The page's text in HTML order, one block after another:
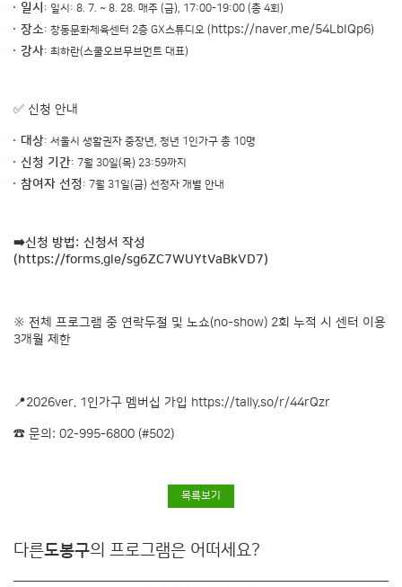
일시 : 일시: 8. 7. ~ 8. 28. 매주 (금), 17:00-19:00 (총 4회)
장소: 창동문화체육센터 2층 GX스튜디오 (https://naver.me/54LbIQp6)
강사: 최하란(스쿨오브무브먼트 대표)
✅ 신청 안내
대상: 서울시 생활권자 중장년, 청년 1인가구 총 10명
신청 기간: 7월 30일(목) 23:59까지
참여자 선정: 7월 31일(금) 선정자 개별 안내
➡️신청 방법: 신청서 작성
(https://forms.gle/sg6ZC7WUYtVaBkVD7)
※ 전체 프로그램 중 연락두절 및 노쇼(no-show) 2회 누적 시 센터 이용
3개월 제한
📍2026ver. 1인가구 멤버십 가입 https://tally.so/r/44rQzr
☎ 문의: 02-995-6800 (#502)
목록보기
다른도봉구의 프로그램은 어떠세요?